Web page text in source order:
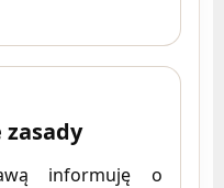
informuję o